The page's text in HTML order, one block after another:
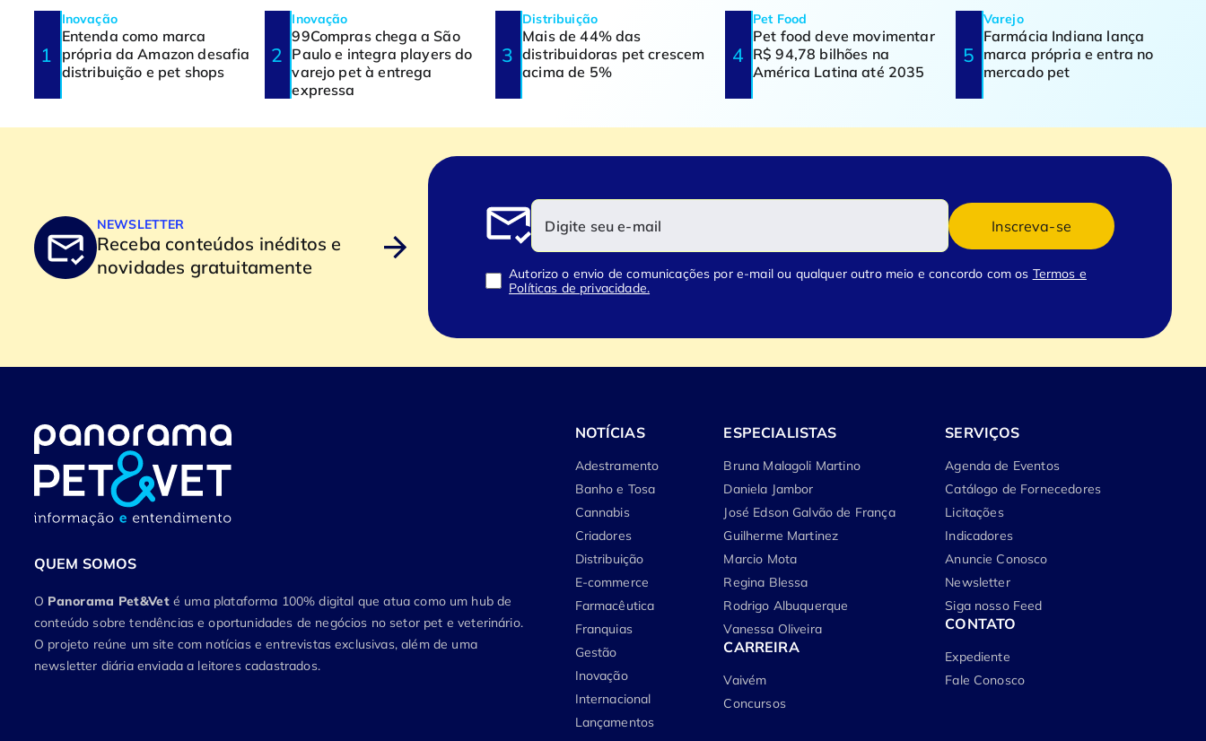
Inovação
Entenda como marca
própria da Amazon desafia
distribuição e pet shops
Inovação
99Compras chega a São
Paulo e integra players do
varejo pet à entrega
expressa
Distribuição
Mais de 44% das
distribuidoras pet crescem
acima de 5%
Pet Food
Pet food deve movimentar
R$ 94,78 bilhões na
América Latina até 2035
Varejo
Farmácia Indiana lança
marca própria e entra no
mercado pet
NEWSLETTER
Receba conteúdos inéditos e
novidades gratuitamente
Inscreva-se
Autorizo o envio de comunicações por e-mail ou qualquer outro meio e concordo com os Termos e
Políticas de privacidade.
QUEM SOMOS
O Panorama Pet&Veté uma plataforma 100% digital que atua como um hub de
conteúdo sobre tendências e oportunidades de negócios no setor pet e veterinário.
O projeto reúne um site com notícias e entrevistas exclusivas, além de uma
newsletter diária enviada a leitores cadastrados.
NOTÍCIAS
Adestramento
Banho e Tosa
Cannabis
Criadores
Distribuição
E-commerce
Farmacêutica
Franquias
Gestão
Inovação
Internacional
Lançamentos
ESPECIALISTAS
Bruna Malagoli Martino
Daniela Jambor
José Edson Galvão de França
Guilherme Martinez
Marcio Mota
Regina Blessa
Rodrigo Albuquerque
Vanessa Oliveira
CARREIRA
Vaivém
Concursos
SERVIÇOS
Agenda de Eventos
Catálogo de Fornecedores
Licitações
Indicadores
Anuncie Conosco
Newsletter
Siga nosso Feed
CONTATO
Expediente
Fale Conosco